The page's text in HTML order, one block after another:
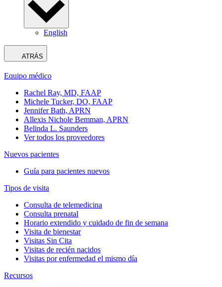
English
ATRÁS
Equipo médico
Rachel Ray, MD, FAAP
Michele Tucker, DO, FAAP
Jennifer Bath, APRN
Allexis Nichole Bemman, APRN
Belinda L. Saunders
Ver todos los proveedores
Nuevos pacientes
Guía para pacientes nuevos
Tipos de visita
Consulta de telemedicina
Consulta prenatal
Horario extendido y cuidado de fin de semana
Visita de bienestar
Visitas Sin Cita
Visitas de recién nacidos
Visitas por enfermedad el mismo día
Recursos